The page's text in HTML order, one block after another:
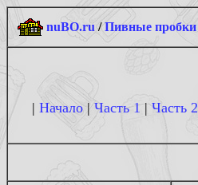
nuBO.ru /Пивные пробки
| Начало|Часть 1|Часть 2